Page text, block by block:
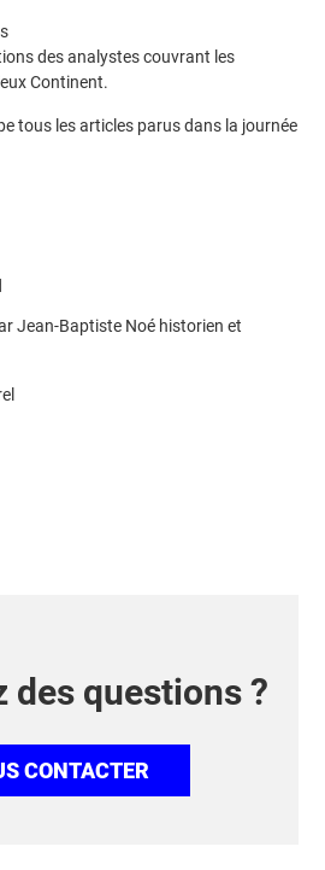
des analystes couvrant les
Continent.
tous les articles parus dans la journée
Jean-Baptiste Noé historien et
des questions ?
CONTACTER